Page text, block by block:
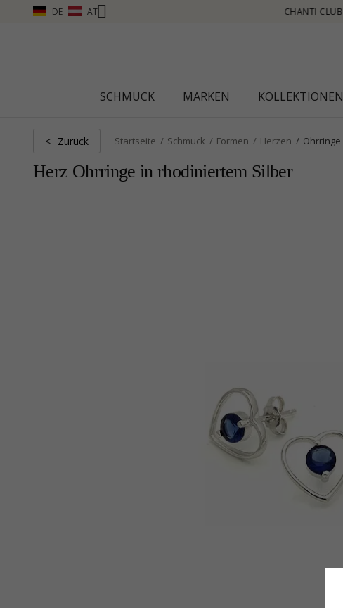
DE AT
CHANTI CLUB – PUNKTE SAMMELN, MEHR SEHEN – KLICKEN SIE HIER
SCHMUCK MARKEN KOLLEKTIONEN
< Zurück Startseite Schmuck Formen Herzen Ohrringe
Herz Ohrringe in rhodiniertem Silber